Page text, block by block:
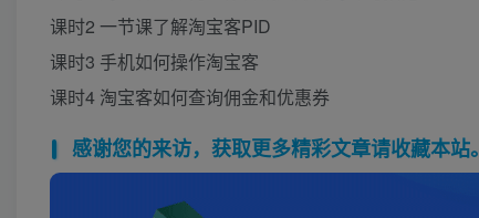
课时2 一节课了解淘宝客PID
课时3 手机如何操作淘宝客
课时4 淘宝客如何查询佣金和优惠券
感谢您的来访，获取更多精彩文章请收藏本站。